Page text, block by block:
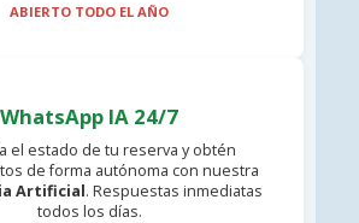
ABIERTO TODO EL AÑO
WhatsApp IA 24/7
el estado de tu reserva y obtén
de forma autónoma con nuestra
Artificial. Respuestas inmediatas
todos los días.